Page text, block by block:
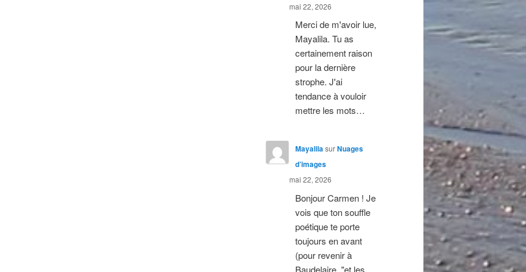
mai 22, 2026
Merci de m'avoir lue,
Mayalila. Tu as
certainement raison
pour la dernière
strophe. J'ai
tendance à vouloir
mettre les mots…
MayalilasurNuages
d’images
mai 22, 2026
Bonjour Carmen ! Je
vois que ton souffle
poétique te porte
toujours en avant
(pour revenir à
Baudelaire, "et les…